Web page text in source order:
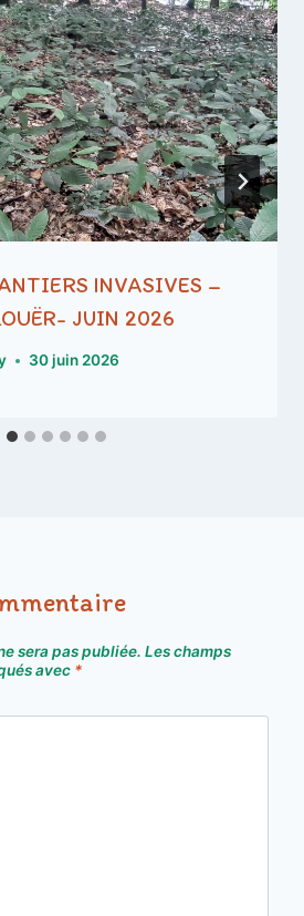
INVASIVES –
JUIN 2026
30 juin 2026
sera pas publiée. Les champs
avec *